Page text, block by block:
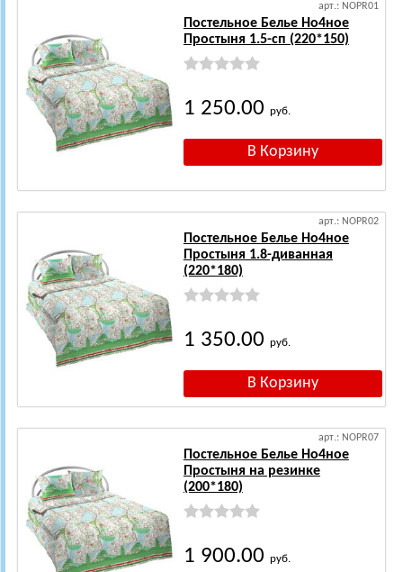
арт.: NOPR01
Постельное Белье Но4ное
Простыня 1.5-сп (220*150)
1 250.00 руб.
арт.: NOPR02
Постельное Белье Но4ное
Простыня 1.8-диванная
(220*180)
1 350.00 руб.
арт.: NOPR07
Постельное Белье Но4ное
Простыня на резинке
(200*180)
1 900.00 руб.